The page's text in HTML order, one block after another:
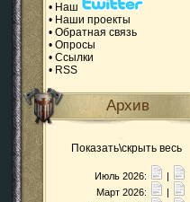
• Наш
• Наши проекты
• Обратная связь
• Опросы
• Ссылки
• RSS
Архив
Показать\скрыть весь
Июль 2026:
|
Март 2026:
|